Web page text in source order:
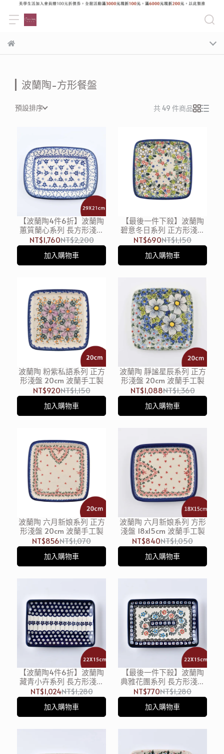
波蘭陶-方形餐盤
預設排序 共 49 件商品
【波蘭陶4件6折】波蘭陶
蕙質蘭心系列 長方形淺盤
29x21cm 波蘭手工製
NT$1,760NT$2,200
加入購物車
【最後一件下殺】波蘭陶
碧意冬日系列 正方形淺盤
20cm 波蘭手工製
NT$690NT$1,150
加入購物車
波蘭陶 粉紫私語系列 正方
形淺盤 20cm 波蘭手工製
NT$920NT$1,150
加入購物車
波蘭陶 靜謐星辰系列 正方
形淺盤 20cm 波蘭手工製
NT$1,088NT$1,360
加入購物車
波蘭陶 六月新娘系列 正方
形淺盤 20cm 波蘭手工製
NT$856NT$1,070
加入購物車
波蘭陶 六月新娘系列 方形
淺盤 18x15cm 波蘭手工製
NT$840NT$1,050
加入購物車
【波蘭陶4件6折】波蘭陶
藏青小卉系列 長方形淺盤
22x15cm 波蘭手工製
NT$1,024NT$1,280
加入購物車
【最後一件下殺】波蘭陶
典雅花團系列 長方形淺盤
22x15cm 波蘭手工製
NT$770NT$1,280
加入購物車